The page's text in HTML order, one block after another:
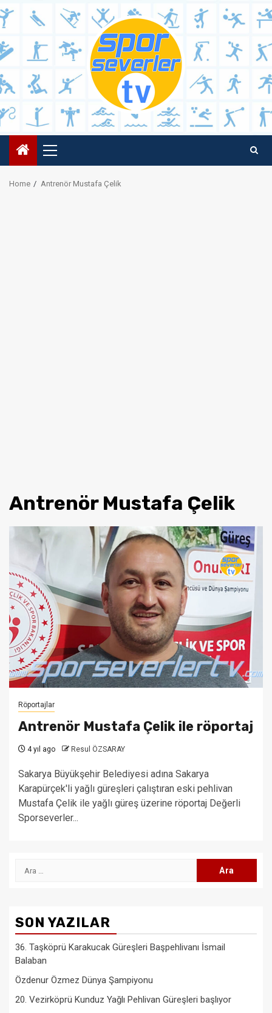
Skip
to
Primary
Menu
Home Antrenör Mustafa Çelik
Antrenör Mustafa Çelik
Röportajlar
Antrenör Mustafa Çelik ile röportaj
4 yıl ago Resul ÖZSARAY
Sakarya Büyükşehir Belediyesi adına Sakarya
Karapürçek'li yağlı güreşleri çalıştıran eski pehlivan
Mustafa Çelik ile yağlı güreş üzerine röportaj Değerli
Sporseverler...
Arama:
SON YAZILAR
36. Taşköprü Karakucak Güreşleri Başpehlivanı İsmail
Balaban
Özdenur Özmez Dünya Şampiyonu
20. Vezirköprü Kunduz Yağlı Pehlivan Güreşleri başlıyor